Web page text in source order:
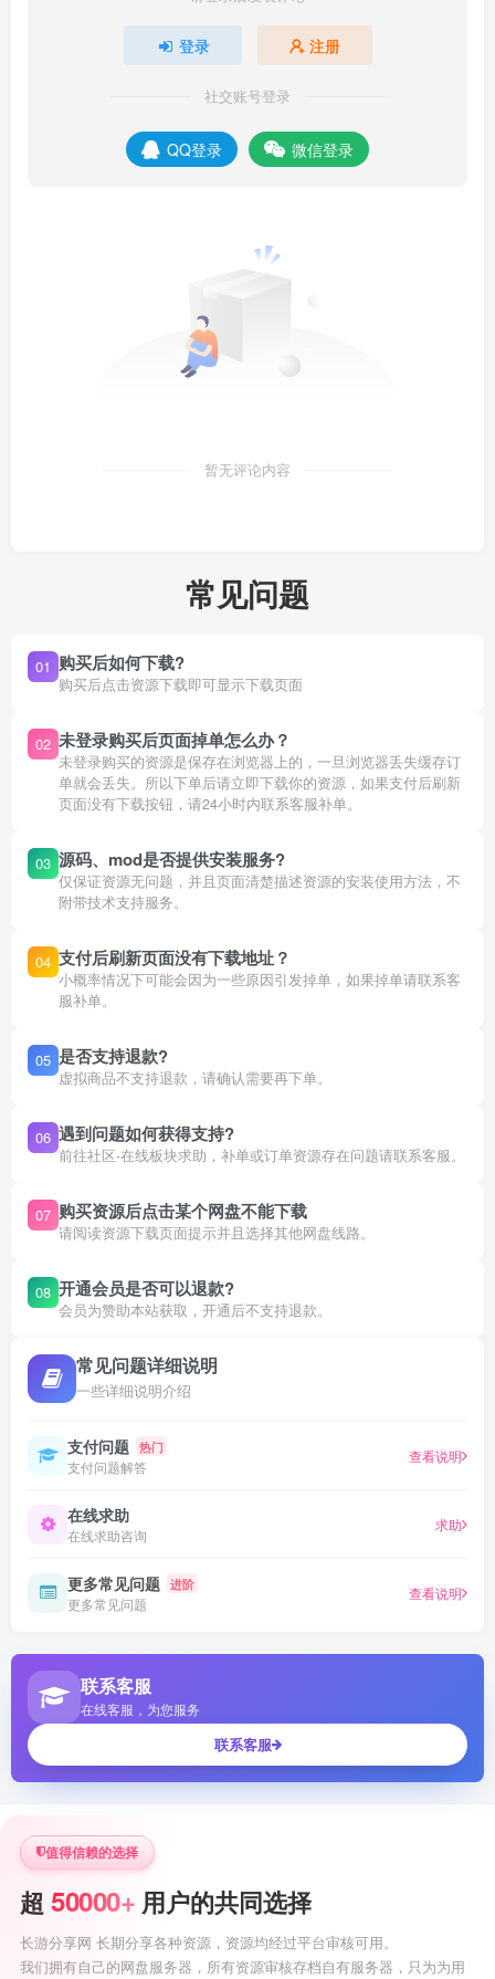
登录 注册
社交账号登录
QQ登录 微信登录
暂无评论内容
常见问题
01 购买后如何下载?
购买后点击资源下载即可显示下载页面
02 未登录购买后页面掉单怎么办？
未登录购买的资源是保存在浏览器上的，一旦浏览器丢失缓存订
单就会丢失。所以下单后请立即下载你的资源，如果支付后刷新
页面没有下载按钮，请24小时内联系客服补单。
03 源码、mod是否提供安装服务?
仅保证资源无问题，并且页面清楚描述资源的安装使用方法，不
附带技术支持服务。
04 支付后刷新页面没有下载地址？
小概率情况下可能会因为一些原因引发掉单，如果掉单请联系客
服补单。
05 是否支持退款?
虚拟商品不支持退款，请确认需要再下单。
06 遇到问题如何获得支持?
前往社区-在线板块求助，补单或订单资源存在问题请联系客服。
07 购买资源后点击某个网盘不能下载
请阅读资源下载页面提示并且选择其他网盘线路。
08 开通会员是否可以退款?
会员为赞助本站获取，开通后不支持退款。
常见问题详细说明
一些详细说明介绍
支付问题 热门
支付问题解答
查看说明
在线求助
在线求助咨询
求助
更多常见问题 进阶
更多常见问题
查看说明
联系客服
在线客服，为您服务
联系客服
值得信赖的选择
超 50000+ 用户的共同选择
长游分享网 长期分享各种资源，资源均经过平台审核可用。
我们拥有自己的网盘服务器，所有资源审核存档自有服务器，只为为用